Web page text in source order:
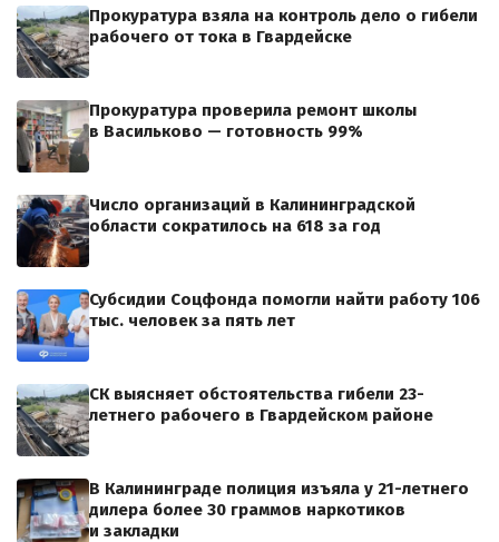
Прокуратура взяла на контроль дело о гибели
рабочего от тока в Гвардейске
Прокуратура проверила ремонт школы
в Васильково — готовность 99%
Число организаций в Калининградской
области сократилось на 618 за год
Субсидии Соцфонда помогли найти работу 106
тыс. человек за пять лет
СК выясняет обстоятельства гибели 23-
летнего рабочего в Гвардейском районе
В Калининграде полиция изъяла у 21-летнего
дилера более 30 граммов наркотиков
и закладки